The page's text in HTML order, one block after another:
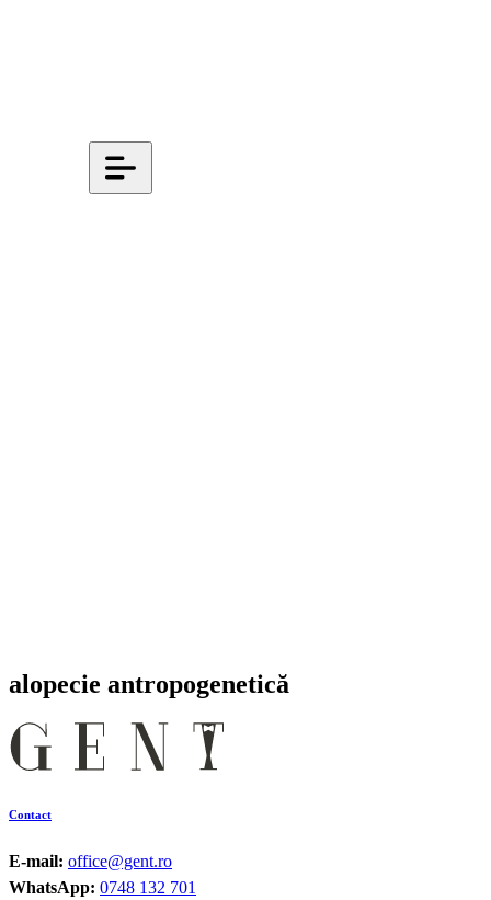
alopecie antropogenetică
Contact
E-mail: office@gent.ro
WhatsApp: 0748 132 701